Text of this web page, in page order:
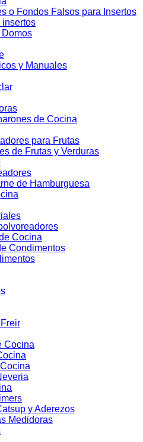
o Fondos Falsos para Insertos
insertos
Domos
y Manuales
de Cocina
para Frutas
de Frutas y Verduras
de Hamburguesa
Cocina
Condimentos
Cocina
y Aderezos
Medidoras